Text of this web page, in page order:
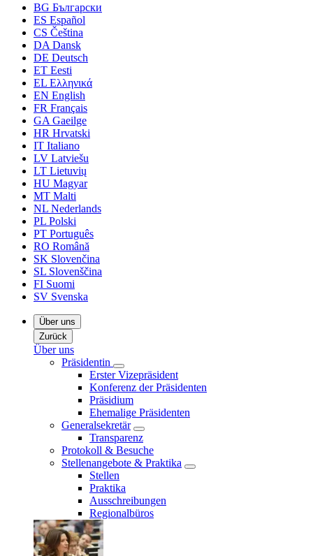
BG Български
ES Español
CS Čeština
DA Dansk
DE Deutsch
ET Eesti
EL Ελληνικά
EN English
FR Français
GA Gaeilge
HR Hrvatski
IT Italiano
LV Latviešu
LT Lietuvių
HU Magyar
MT Malti
NL Nederlands
PL Polski
PT Português
RO Română
SK Slovenčina
SL Slovenščina
FI Suomi
SV Svenska
Über uns
Zurück
Über uns
Präsidentin
Erster Vizepräsident
Konferenz der Präsidenten
Präsidium
Ehemalige Präsidenten
Generalsekretär
Transparenz
Protokoll & Besuche
Stellenangebote & Praktika
Stellen
Praktika
Ausschreibungen
Regionalbüros